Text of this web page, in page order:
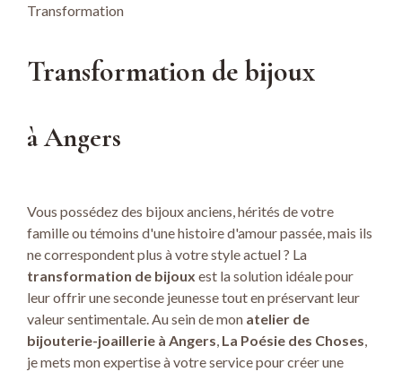
Transformation
Transformation de bijoux
à Angers
Vous possédez des bijoux anciens, hérités de votre
famille ou témoins d'une histoire d'amour passée, mais ils
ne correspondent plus à votre style actuel ? La
transformation de bijoux est la solution idéale pour
leur offrir une seconde jeunesse tout en préservant leur
valeur sentimentale. Au sein de mon atelier de
bijouterie-joaillerie à Angers La Poésie des Choses
je mets mon expertise à votre service pour créer une